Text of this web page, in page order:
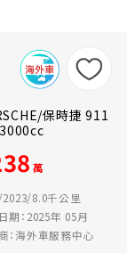
保時捷 911
萬
8.0千公里
期：2025年 05月
：海外車服務中心